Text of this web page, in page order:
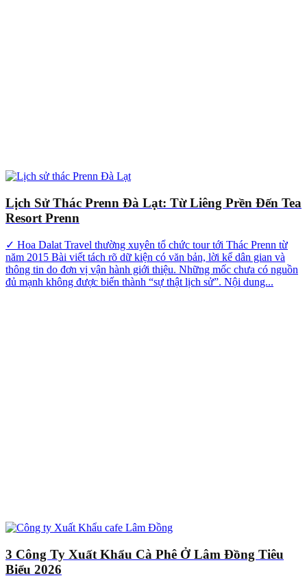
Lịch Sử Thác Prenn Đà Lạt: Từ Liêng Prền Đến Tea
Resort Prenn
✓ Hoa Dalat Travel thường xuyên tổ chức tour tới Thác Prenn từ
năm 2015 Bài viết tách rõ dữ kiện có văn bản, lời kể dân gian và
thông tin do đơn vị vận hành giới thiệu. Những mốc chưa có nguồn
đủ mạnh không được biến thành “sự thật lịch sử”. Nội dung...
3 Công Ty Xuất Khẩu Cà Phê Ở Lâm Đồng Tiêu
Biểu 2026